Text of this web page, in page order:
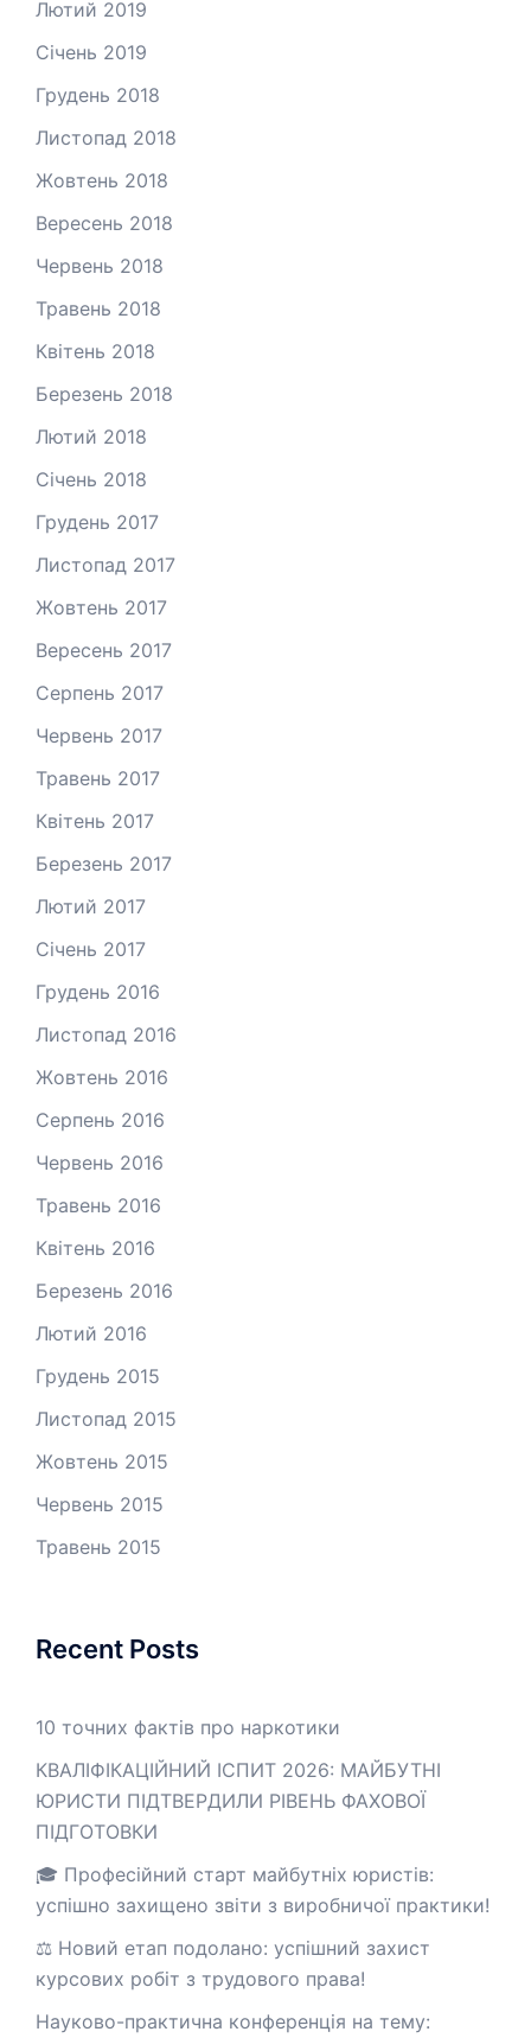
Лютий 2019
Січень 2019
Грудень 2018
Листопад 2018
Жовтень 2018
Вересень 2018
Червень 2018
Травень 2018
Квітень 2018
Березень 2018
Лютий 2018
Січень 2018
Грудень 2017
Листопад 2017
Жовтень 2017
Вересень 2017
Серпень 2017
Червень 2017
Травень 2017
Квітень 2017
Березень 2017
Лютий 2017
Січень 2017
Грудень 2016
Листопад 2016
Жовтень 2016
Серпень 2016
Червень 2016
Травень 2016
Квітень 2016
Березень 2016
Лютий 2016
Грудень 2015
Листопад 2015
Жовтень 2015
Червень 2015
Травень 2015
Recent Posts
10 точних фактів про наркотики
КВАЛІФІКАЦІЙНИЙ ІСПИТ 2026: МАЙБУТНІ
ЮРИСТИ ПІДТВЕРДИЛИ РІВЕНЬ ФАХОВОЇ
ПІДГОТОВКИ
🎓 Професійний старт майбутніх юристів:
успішно захищено звіти з виробничої практики!
⚖️ Новий етап подолано: успішний захист
курсових робіт з трудового права!
Науково-практична конференція на тему: